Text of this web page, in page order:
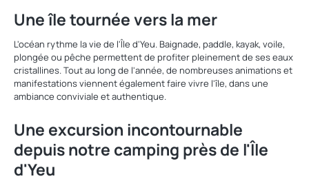
Une île tournée vers la mer
L'océan rythme la vie de l'Île d'Yeu. Baignade, paddle, kayak, voile,
plongée ou pêche permettent de profiter pleinement de ses eaux
cristallines. Tout au long de l'année, de nombreuses animations et
manifestations viennent également faire vivre l'île, dans une
ambiance conviviale et authentique.
Une excursion incontournable
depuis notre camping près de l'Île
d'Yeu